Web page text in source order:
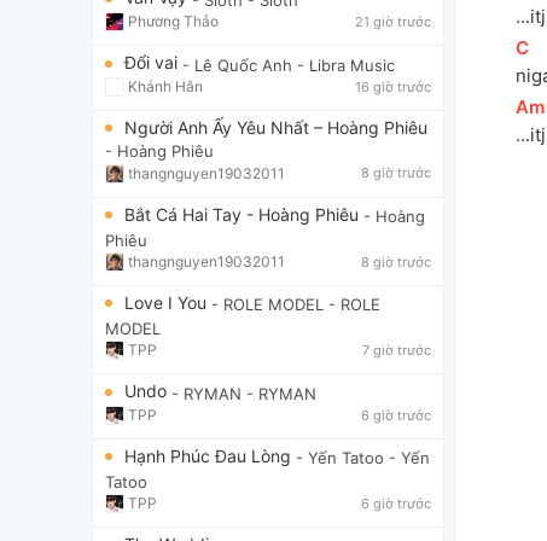
Phương Thảo 21 giờ trước
Đổi vai - Lê Quốc Anh - Libra Music
Khánh Hân 16 giờ trước
Người Anh Ấy Yêu Nhất – Hoàng Phiêu
- Hoàng Phiêu
thangnguyen19032011 8 giờ trước
Bắt Cá Hai Tay - Hoàng Phiêu - Hoàng
Phiêu
thangnguyen19032011 8 giờ trước
Love I You - ROLE MODEL - ROLE
MODEL
TPP 7 giờ trước
Undo - RYMAN - RYMAN
TPP 6 giờ trước
Hạnh Phúc Đau Lòng - Yến Tatoo - Yến
Tatoo
TPP 6 giờ trước
[
C
[
Am